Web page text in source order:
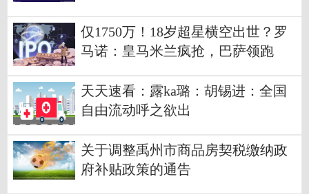
仅1750万！18岁超星横空出世？罗
马诺：皇马米兰疯抢，巴萨领跑
天天速看：露ka璐：胡锡进：全国
自由流动呼之欲出
关于调整禹州市商品房契税缴纳政
府补贴政策的通告